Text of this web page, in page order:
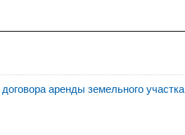
аренды земельного участка